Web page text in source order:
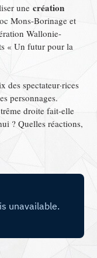
une création
Mons-Borinage et
Wallonie-
« Un futur pour la
des spectateur·rices
personnages.
droite fait-elle
? Quelles réactions,